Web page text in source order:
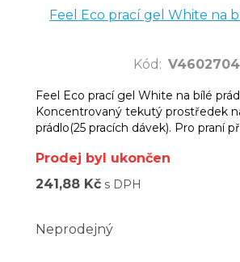
Feel Eco prací gel White na
Kód :
Feel Eco prací gel White na bílé
Koncentrovaný tekutý prostředek
prádlo(25 pracích dávek). Pro praní
Prodej byl ukončen
241,88 Kč s DPH
Neprodejný